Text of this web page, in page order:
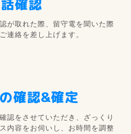
が取れた際、留守電を聞いた際
連絡を差し上げます。
確認&確定
認をさせていただき、ざっくり
内容をお伺いし、お時間を調整